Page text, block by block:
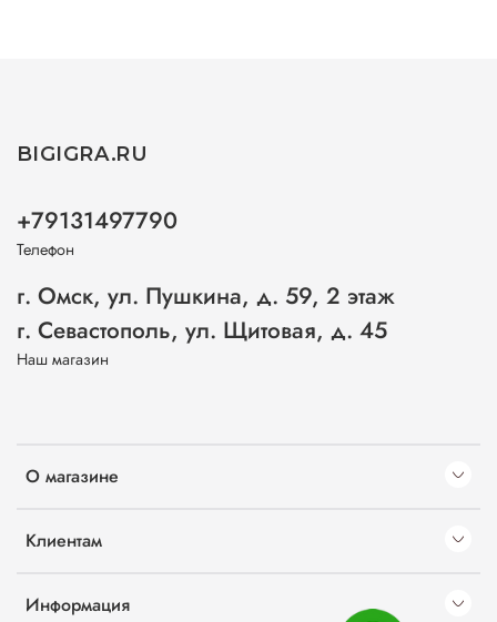
О магазине
Клиентам
Информация
BIGIGRA.RU
+79131497790
Телефон
г. Омск, ул. Пушкина, д. 59, 2 этаж
г. Севастополь, ул. Щитовая, д. 45
Наш магазин